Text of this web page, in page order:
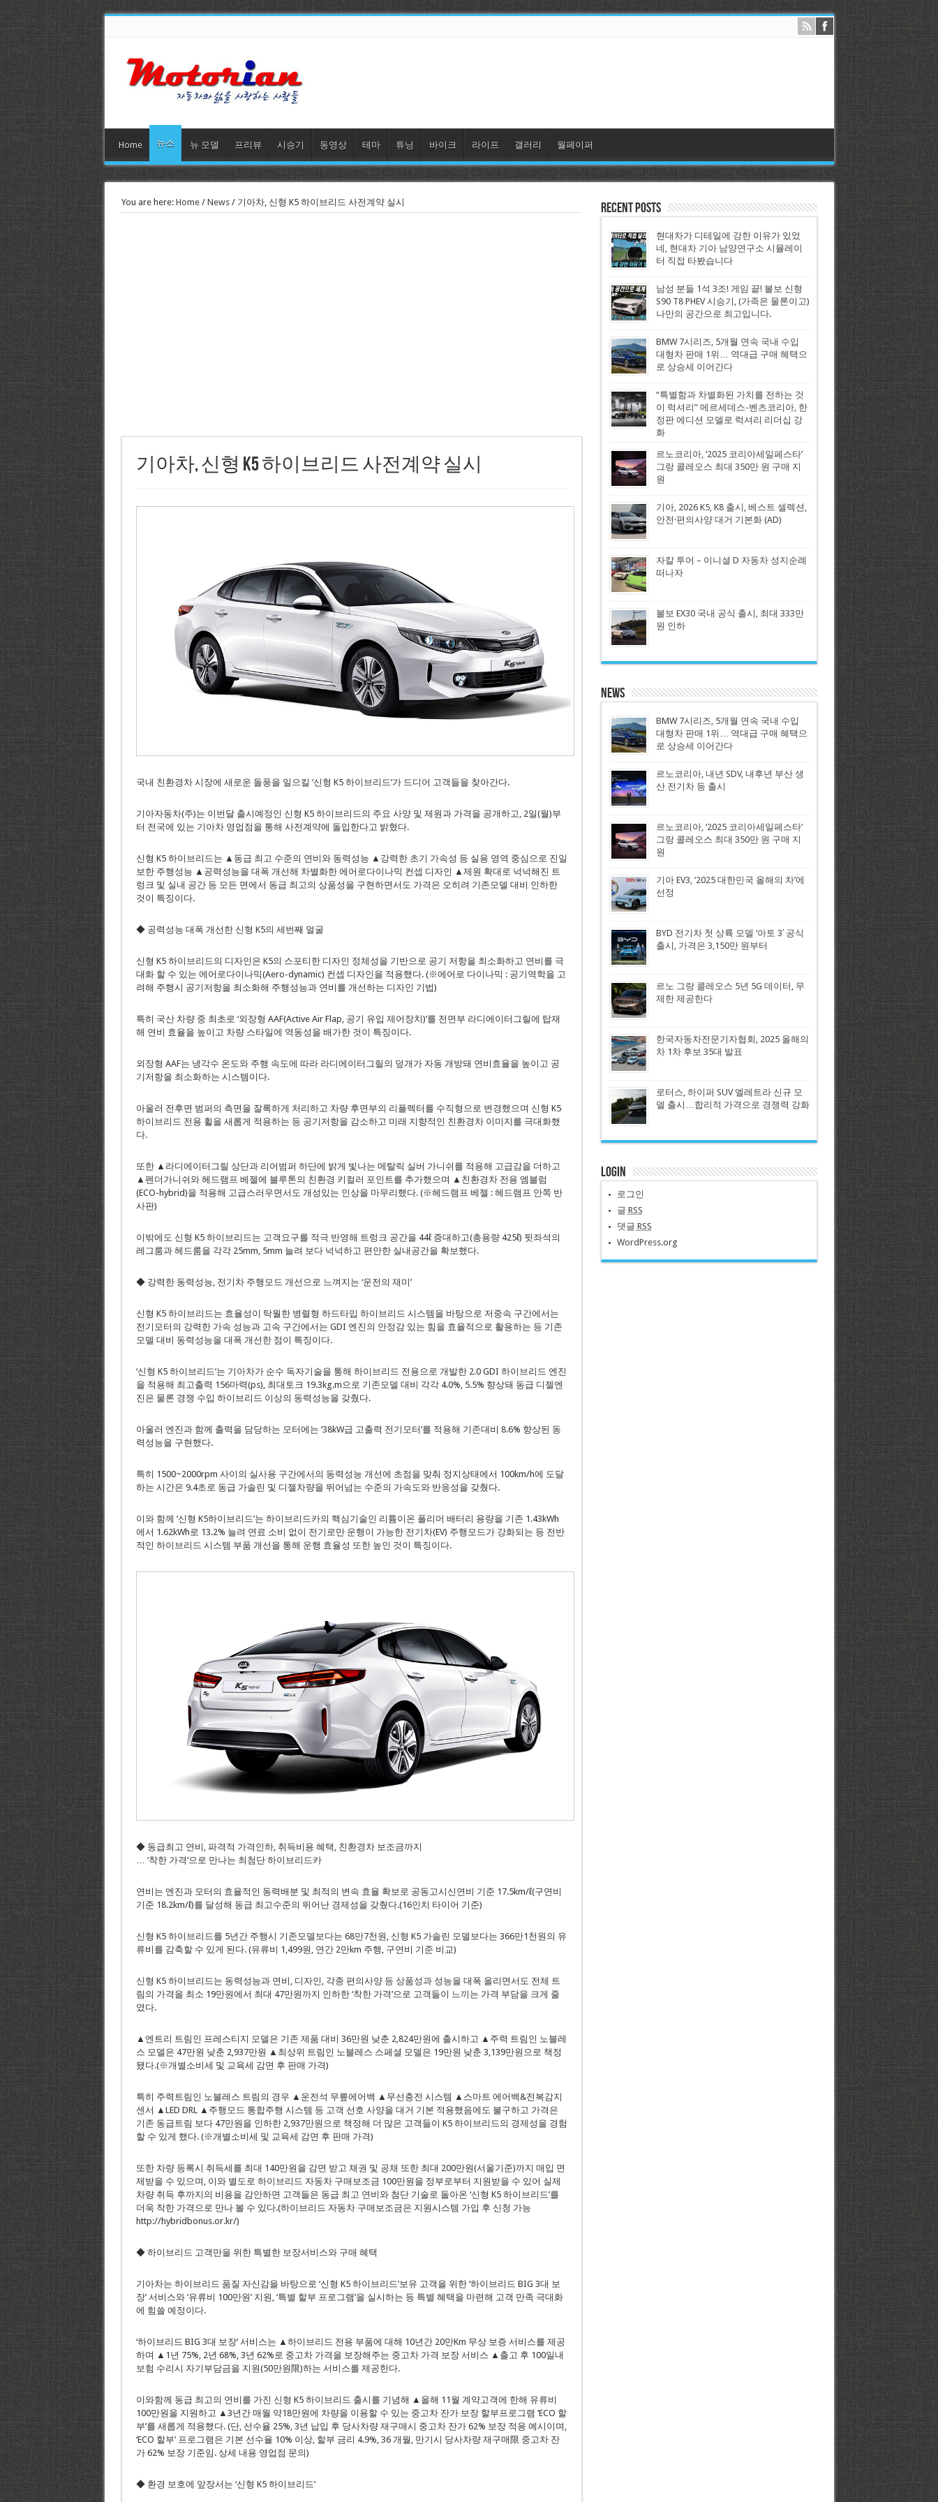
Home 뉴스 뉴 모델 프리뷰 시승기 동영상 테마 튜닝 바이크 라이프 갤러리 월페이퍼
You are here: Home/ News/ 기아차, 신형 K5 하이브리드 사전계약 실시
기아차, 신형 K5 하이브리드 사전계약 실시
국내 친환경차 시장에 새로운 돌풍을 일으킬 ‘신형 K5 하이브리드’가 드디어 고객들을 찾아간다.
기아자동차(주)는 이번달 출시예정인 신형 K5 하이브리드의 주요 사양 및 제원과 가격을 공개하고, 2일(월)부
터 전국에 있는 기아차 영업점을 통해 사전계약에 돌입한다고 밝혔다.
신형 K5 하이브리드는 ▲동급 최고 수준의 연비와 동력성능 ▲강력한 초기 가속성 등 실용 영역 중심으로 진일
보한 주행성능 ▲공력성능을 대폭 개선해 차별화한 에어로다이나믹 컨셉 디자인 ▲제원 확대로 넉넉해진 트
렁크 및 실내 공간 등 모든 면에서 동급 최고의 상품성을 구현하면서도 가격은 오히려 기존모델 대비 인하한
것이 특징이다.
◆ 공력성능 대폭 개선한 신형 K5의 세번째 얼굴
신형 K5 하이브리드의 디자인은 K5의 스포티한 디자인 정체성을 기반으로 공기 저항을 최소화하고 연비를 극
대화 할 수 있는 에어로다이나믹(Aero-dynamic) 컨셉 디자인을 적용했다. (※에어로 다이나믹 : 공기역학을 고
려해 주행시 공기저항을 최소화해 주행성능과 연비를 개선하는 디자인 기법)
특히 국산 차량 중 최초로 ‘외장형 AAF(Active Air Flap, 공기 유입 제어장치)’를 전면부 라디에이터그릴에 탑재
해 연비 효율을 높이고 차량 스타일에 역동성을 배가한 것이 특징이다.
외장형 AAF는 냉각수 온도와 주행 속도에 따라 라디에이터그릴의 덮개가 자동 개방돼 연비효율을 높이고 공
기저항을 최소화하는 시스템이다.
아울러 전후면 범퍼의 측면을 잘록하게 처리하고 차량 후면부의 리플렉터를 수직형으로 변경했으며 신형 K5
하이브리드 전용 휠을 새롭게 적용하는 등 공기저항을 감소하고 미래 지향적인 친환경차 이미지를 극대화했
다.
또한 ▲라디에이터그릴 상단과 리어범퍼 하단에 밝게 빛나는 메탈릭 실버 가니쉬를 적용해 고급감을 더하고
▲펜더가니쉬와 헤드램프 베젤에 블루톤의 친환경 키컬러 포인트를 추가했으며 ▲친환경차 전용 엠블럼
(ECO-hybrid)을 적용해 고급스러우면서도 개성있는 인상을 마무리했다. (※헤드램프 베젤 : 헤드램프 안쪽 반
사판)
이밖에도 신형 K5 하이브리드는 고객요구를 적극 반영해 트렁크 공간을 44ℓ 증대하고(총용량 425ℓ) 뒷좌석의
레그룸과 헤드룸을 각각 25mm, 5mm 늘려 보다 넉넉하고 편안한 실내공간을 확보했다.
◆ 강력한 동력성능, 전기차 주행모드 개선으로 느껴지는 ‘운전의 재미’
신형 K5 하이브리드는 효율성이 탁월한 병렬형 하드타입 하이브리드 시스템을 바탕으로 저중속 구간에서는
전기모터의 강력한 가속 성능과 고속 구간에서는 GDI 엔진의 안정감 있는 힘을 효율적으로 활용하는 등 기존
모델 대비 동력성능을 대폭 개선한 점이 특징이다.
‘신형 K5 하이브리드’는 기아차가 순수 독자기술을 통해 하이브리드 전용으로 개발한 2.0 GDI 하이브리드 엔진
을 적용해 최고출력 156마력(ps), 최대토크 19.3kg.m으로 기존모델 대비 각각 4.0%, 5.5% 향상돼 동급 디젤엔
진은 물론 경쟁 수입 하이브리드 이상의 동력성능을 갖췄다.
아울러 엔진과 함께 출력을 담당하는 모터에는 ‘38kW급 고출력 전기모터’를 적용해 기존대비 8.6% 향상된 동
력성능을 구현했다.
특히 1500~2000rpm 사이의 실사용 구간에서의 동력성능 개선에 초점을 맞춰 정지상태에서 100km/h에 도달
하는 시간은 9.4초로 동급 가솔린 및 디젤차량을 뛰어넘는 수준의 가속도와 반응성을 갖췄다.
이와 함께 ‘신형 K5하이브리드’는 하이브리드카의 핵심기술인 리튬이온 폴리머 배터리 용량을 기존 1.43kWh
에서 1.62kWh로 13.2% 늘려 연료 소비 없이 전기로만 운행이 가능한 전기차(EV) 주행모드가 강화되는 등 전반
적인 하이브리드 시스템 부품 개선을 통해 운행 효율성 또한 높인 것이 특징이다.
◆ 동급최고 연비, 파격적 가격인하, 취득비용 혜택, 친환경차 보조금까지
… ‘착한 가격’으로 만나는 최첨단 하이브리드카
연비는 엔진과 모터의 효율적인 동력배분 및 최적의 변속 효율 확보로 공동고시신연비 기준 17.5km/ℓ(구연비
기준 18.2km/ℓ)를 달성해 동급 최고수준의 뛰어난 경제성을 갖췄다.(16인치 타이어 기준)
신형 K5 하이브리드를 5년간 주행시 기존모델보다는 68만7천원, 신형 K5 가솔린 모델보다는 366만1천원의 유
류비를 감축할 수 있게 된다. (유류비 1,499원, 연간 2만km 주행, 구연비 기준 비교)
신형 K5 하이브리드는 동력성능과 연비, 디자인, 각종 편의사양 등 상품성과 성능을 대폭 올리면서도 전체 트
림의 가격을 최소 19만원에서 최대 47만원까지 인하한 ‘착한 가격’으로 고객들이 느끼는 가격 부담을 크게 줄
였다.
▲엔트리 트림인 프레스티지 모델은 기존 제품 대비 36만원 낮춘 2,824만원에 출시하고 ▲주력 트림인 노블레
스 모델은 47만원 낮춘 2,937만원 ▲최상위 트림인 노블레스 스페셜 모델은 19만원 낮춘 3,139만원으로 책정
됐다.(※개별소비세 및 교육세 감면 후 판매 가격)
특히 주력트림인 노블레스 트림의 경우 ▲운전석 무릎에어백 ▲무선충전 시스템 ▲스마트 에어백&전복감지
센서 ▲LED DRL ▲주행모드 통합주행 시스템 등 고객 선호 사양을 대거 기본 적용했음에도 불구하고 가격은
기존 동급트림 보다 47만원을 인하한 2,937만원으로 책정해 더 많은 고객들이 K5 하이브리드의 경제성을 경험
할 수 있게 했다. (※개별소비세 및 교육세 감면 후 판매 가격)
또한 차량 등록시 취득세를 최대 140만원을 감면 받고 채권 및 공채 또한 최대 200만원(서울기준)까지 매입 면
제받을 수 있으며, 이와 별도로 하이브리드 자동차 구매보조금 100만원을 정부로부터 지원받을 수 있어 실제
차량 취득 후까지의 비용을 감안하면 고객들은 동급 최고 연비와 첨단 기술로 돌아온 ‘신형 K5 하이브리드’를
더욱 착한 가격으로 만나 볼 수 있다.(하이브리드 자동차 구매보조금은 지원시스템 가입 후 신청 가능
http://hybridbonus.or.kr/)
◆ 하이브리드 고객만을 위한 특별한 보장서비스와 구매 혜택
기아차는 하이브리드 품질 자신감을 바탕으로 ‘신형 K5 하이브리드’보유 고객을 위한 ‘하이브리드 BIG 3대 보
장’ 서비스와 ‘유류비 100만원’ 지원, ‘특별 할부 프로그램’을 실시하는 등 특별 혜택을 마련해 고객 만족 극대화
에 힘쓸 예정이다.
‘하이브리드 BIG 3대 보장’ 서비스는 ▲하이브리드 전용 부품에 대해 10년간 20만Km 무상 보증 서비스를 제공
하며 ▲1년 75%, 2년 68%, 3년 62%로 중고차 가격을 보장해주는 중고차 가격 보장 서비스 ▲출고 후 100일내
보험 수리시 자기부담금을 지원(50만원限)하는 서비스를 제공한다.
이와함께 동급 최고의 연비를 가진 신형 K5 하이브리드 출시를 기념해 ▲올해 11월 계약고객에 한해 유류비
100만원을 지원하고 ▲3년간 매월 약18만원에 차량을 이용할 수 있는 중고차 잔가 보장 할부프로그램 ‘ECO 할
부’를 새롭게 적용했다. (단, 선수율 25%, 3년 납입 후 당사차량 재구매시 중고차 잔가 62% 보장 적용 예시이며,
‘ECO 할부’ 프로그램은 기본 선수율 10% 이상, 할부 금리 4.9%, 36 개월, 만기시 당사차량 재구매限 중고차 잔
가 62% 보장 기준임. 상세 내용 영업점 문의)
◆ 환경 보호에 앞장서는 ‘신형 K5 하이브리드’
Recent Posts
현대차가 디테일에 강한 이유가 있었
네, 현대차 기아 남양연구소 시뮬레이
터 직접 타봤습니다
남성 분들 1석 3조! 게임 끝! 볼보 신형
S90 T8 PHEV 시승기, (가족은 물론이고)
나만의 공간으로 최고입니다.
BMW 7시리즈, 5개월 연속 국내 수입
대형차 판매 1위… 역대급 구매 혜택으
로 상승세 이어간다
“특별함과 차별화된 가치를 전하는 것
이 럭셔리” 메르세데스-벤츠코리아, 한
정판 에디션 모델로 럭셔리 리더십 강
화
르노코리아, ‘2025 코리아세일페스타’
그랑 콜레오스 최대 350만 원 구매 지
원
기아, 2026 K5, K8 출시, 베스트 셀렉션,
안전·편의사양 대거 기본화 (AD)
자칼 투어 – 이니셜 D 자동차 성지순례
떠나자
볼보 EX30 국내 공식 출시, 최대 333만
원 인하
News
BMW 7시리즈, 5개월 연속 국내 수입
대형차 판매 1위… 역대급 구매 혜택으
로 상승세 이어간다
르노코리아, 내년 SDV, 내후년 부산 생
산 전기차 등 출시
르노코리아, ‘2025 코리아세일페스타’
그랑 콜레오스 최대 350만 원 구매 지
원
기아 EV3, ‘2025 대한민국 올해의 차’에
선정
BYD 전기차 첫 상륙 모델 ‘아토 3′ 공식
출시, 가격은 3,150만 원부터
르노 그랑 콜레오스 5년 5G 데이터, 무
제한 제공한다
한국자동차전문기자협회, 2025 올해의
차 1차 후보 35대 발표
로터스, 하이퍼 SUV 엘레트라 신규 모
델 출시…합리적 가격으로 경쟁력 강화
Login
로그인
글 RSS
댓글 RSS
WordPress.org